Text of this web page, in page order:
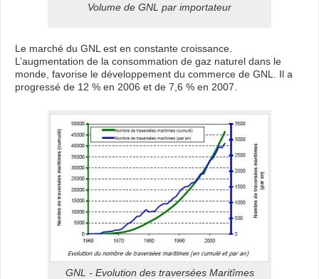
Volume de GNL par importateur
Le marché du GNL est en constante croissance.
L’augmentation de la consommation de gaz naturel dans le
monde, favorise le développement du commerce de GNL. Il a
progressé de 12 % en 2006 et de 7,6 % en 2007.
GNL - Evolution des traversées Maritîmes